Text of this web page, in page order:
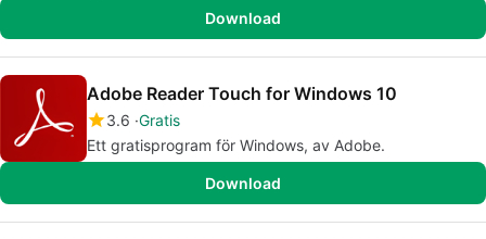
Download
Adobe Reader Touch for Windows 10
3.6 Gratis
Ett gratisprogram för Windows, av Adobe.
Download